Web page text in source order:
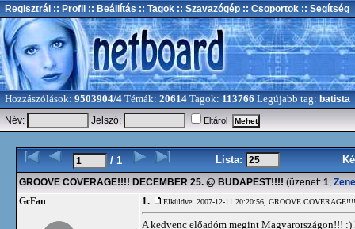
Regisztrál :: Profil :: Beállítás :: Tagok :: Szavazógép :: Csoportok :: Segítség
Hozzászólások: 9503904/4 Témák: 20614 Tagok: 113766 Legújabb tag: batista
Név:
Jelszó: Eltárol
/ 1 Lista:
GROOVE COVERAGE!!!! DECEMBER 25. @ BUDAPEST!!!! (üzenet: 1, Zene
GcFan 1. Elküldve: 2007-12-11 20:20:56, GROOVE
A kedvenc előadóm megint Magyarországon!!!